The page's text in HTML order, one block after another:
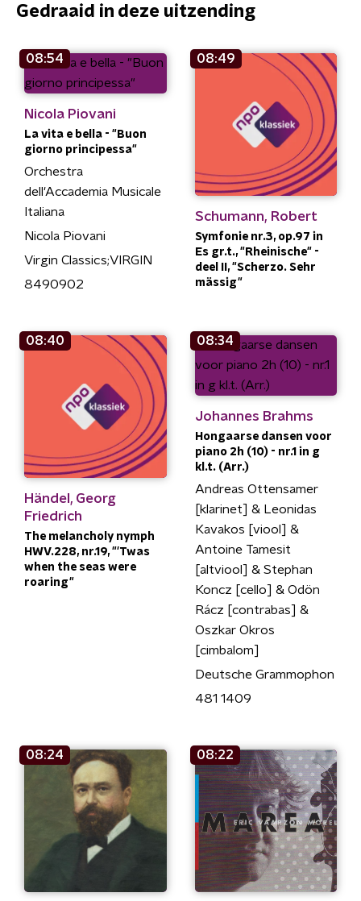
Gedraaid in deze uitzending
08:54
Nicola Piovani
La vita e bella - "Buon
giorno principessa"
Orchestra
dell'Accademia Musicale
Italiana
Nicola Piovani
Virgin Classics;VIRGIN
8490902
08:49
Schumann, Robert
Symfonie nr.3, op.97 in
Es gr.t., "Rheinische" -
deel II, "Scherzo. Sehr
mässig"
08:40
Händel, Georg
Friedrich
The melancholy nymph
HWV.228, nr.19, "'Twas
when the seas were
roaring"
08:34
Johannes Brahms
Hongaarse dansen voor
piano 2h (10) - nr.1 in g
kl.t. (Arr.)
Andreas Ottensamer
[klarinet] & Leonidas
Kavakos [viool] &
Antoine Tamesit
[altviool] & Stephan
Koncz [cello] & Odön
Rácz [contrabas] &
Oszkar Okros
[cimbalom]
Deutsche Grammophon
481 1409
08:24 08:22